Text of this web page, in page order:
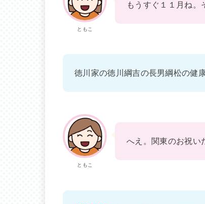
ともこ
もうすぐ１１月ね。
徳川家の徳川綱吉の長男綱松の健
ともこ
へえ。関東のお祝い